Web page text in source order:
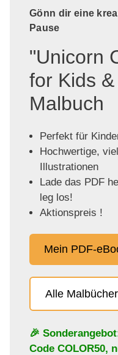
Gönn dir eine
Pause
"Unicorn
for Kids
Malbuch
Perfekt für
Hochwertige,
Illustrationen
Lade das PDF
leg los!
Aktionspreis !
Mein PDF-
Alle
🎉
Code COLOR50,